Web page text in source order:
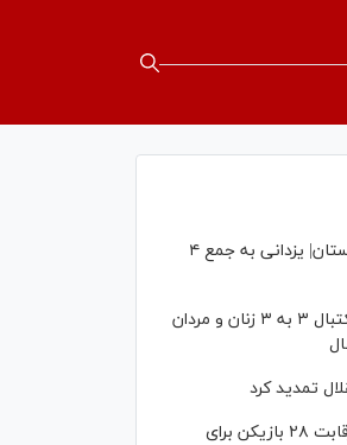
تور جهانی تنیس صربستان| یزدانی به جمع ۴
اعزام تیم‌های ملی بسکتبال ۳ به ۳ زنان و مردان
تمدید کرد
پیاتزا به تهران رسید؛ رقابت ۲۸ بازیکن برای